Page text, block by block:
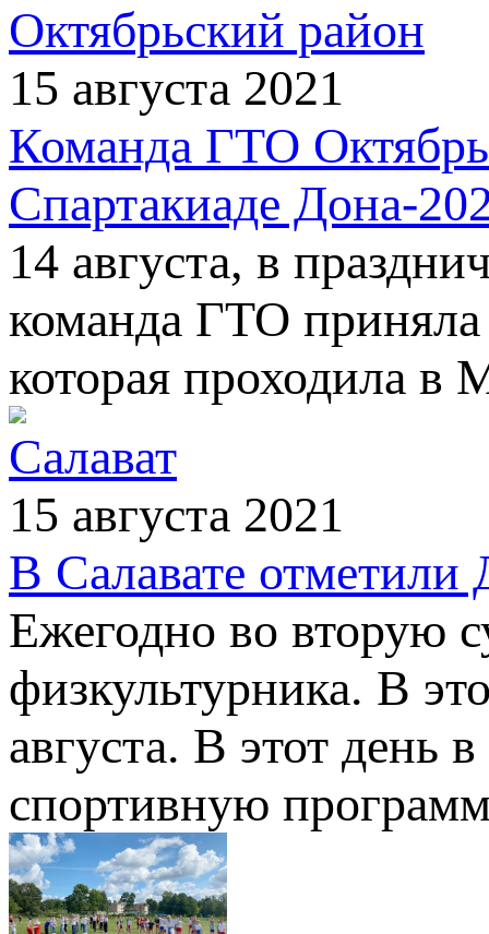
Октябрьский район
15 августа 2021
Команда ГТО
Спартакиаде Дона-
14 августа, в
команда ГТО приняла
которая проходила в
Салават
15 августа 2021
В Салавате отметили
Ежегодно во вторую
физкультурника. В
августа. В этот день
спортивную